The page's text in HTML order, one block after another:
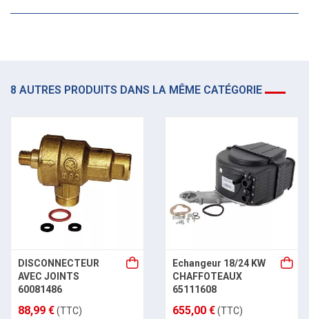
8 AUTRES PRODUITS DANS LA MÊME CATÉGORIE
DISCONNECTEUR
AVEC JOINTS
60081486
88,99 €(TTC)
Echangeur 18/24 KW
CHAFFOTEAUX
65111608
655,00 €(TTC)